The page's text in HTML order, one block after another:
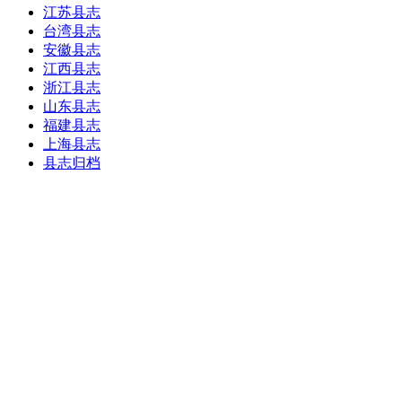
江苏县志
台湾县志
安徽县志
江西县志
浙江县志
山东县志
福建县志
上海县志
县志归档